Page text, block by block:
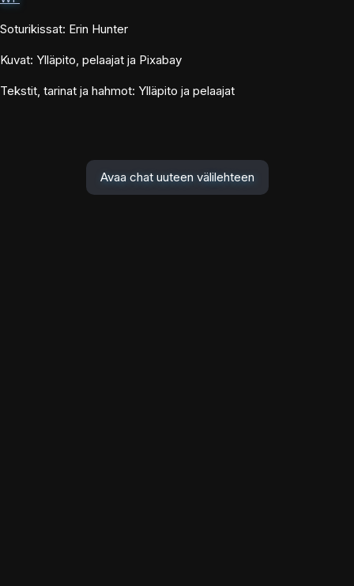
Soturikissat: Erin Hunter
Kuvat: Ylläpito, pelaajat ja Pixabay
Tekstit, tarinat ja hahmot: Ylläpito ja pelaajat
Avaa chat uuteen välilehteen